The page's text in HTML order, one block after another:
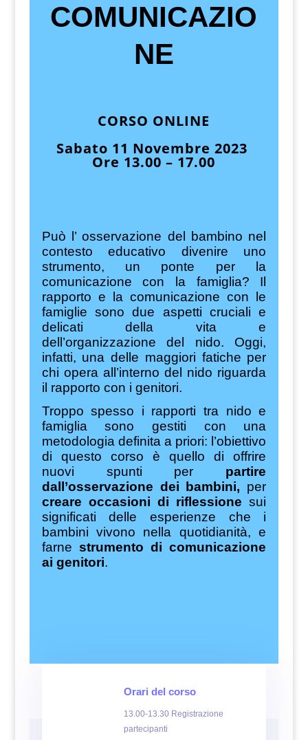
COMUNICAZIO
NE
CORSO ONLINE
Sabato 11 Novembre 2023
Ore 13.00 – 17.00
Può l’ osservazione del bambino nel
contesto educativo divenire uno
strumento, un ponte per la
comunicazione con la famiglia? Il
rapporto e la comunicazione con le
famiglie sono due aspetti cruciali e
delicati della vita e
dell’organizzazione del nido. Oggi,
infatti, una delle maggiori fatiche per
chi opera all’interno del nido riguarda
il rapporto con i genitori.
Troppo spesso i rapporti tra nido e
famiglia sono gestiti con una
metodologia definita a priori: l’obiettivo
di questo corso è quello di offrire
nuovi spunti per partire
dall’osservazione dei bambini, per
creare occasioni di riflessione sui
significati delle esperienze che i
bambini vivono nella quotidianità, e
farne strumento di comunicazione
ai genitori.
Orari del corso
13.00-13.30 Registrazione
partecipanti